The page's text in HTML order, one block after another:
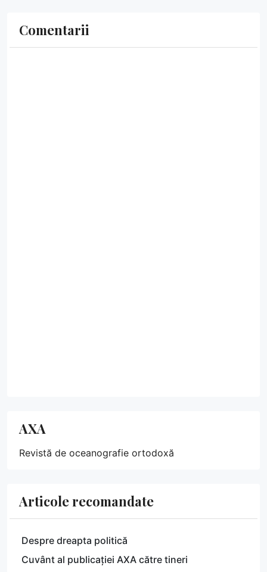
Comentarii
AXA
Revistă de oceanografie ortodoxă
Articole recomandate
Despre dreapta politică
Cuvânt al publicației AXA către tineri